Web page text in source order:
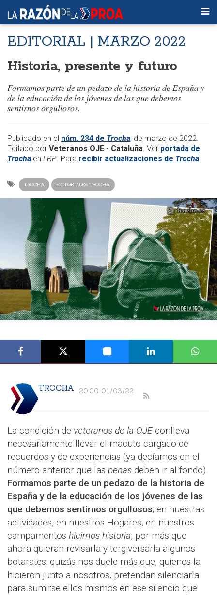
EDITORIAL | MARZO 2022
Historia, presente y futuro
Formamos parte de un pedazo de la historia de España y
de la educación de los jóvenes de las que debemos
sentirnos orgullosos.
Publicado en el núm. 234 de Trocha, de marzo de 2022.
Editado por Veteranos OJE - Cataluña. Ver portada de
Trocha en LRP. Para recibir actualizaciones de Trocha.
TROCHA EDITORIALES TROCHA
TROCHA 20:00 01/03/22
La condición de veteranos de la OJEconlleva
necesariamente llevar el macuto cargado de
recuerdos y de experiencias (ya decíamos en el
número anterior que las penas deben ir al fondo).
Formamos parte de un pedazo de la historia de
España y de la educación de los jóvenes de las
que debemos sentirnos orgullosos; en nuestras
actividades, en nuestros Hogares, en nuestros
campamentos hicimos historia, por más que
ahora quieran revisarla y tergiversarla algunos
botarates: quizás nos duele más que, quienes la
hicieron junto a nosotros, pretendan silenciarla
para sumirse ellos mismos en ese silencio que